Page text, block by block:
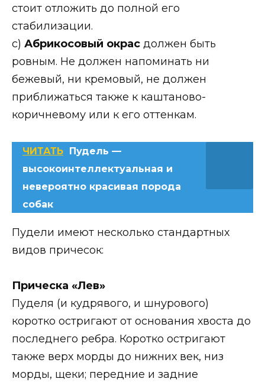
стоит отложить до полной его
стабилизации.
c) Абрикосовый окрас должен быть
ровным. Не должен напоминать ни
бежевый, ни кремовый, не должен
приближаться также к каштаново-
коричневому или к его оттенкам.
ЧИТАТЬ Пудель —
высокоинтеллектуальная и
невероятно красивая порода
собак
Пудели имеют несколько стандартных
видов причесок:
Прическа «Лев»
Пуделя (и кудрявого, и шнурового)
коротко остригают от основания хвоста до
последнего ребра. Коротко остригают
также верх морды до нижних век, низ
морды, щеки; передние и задние